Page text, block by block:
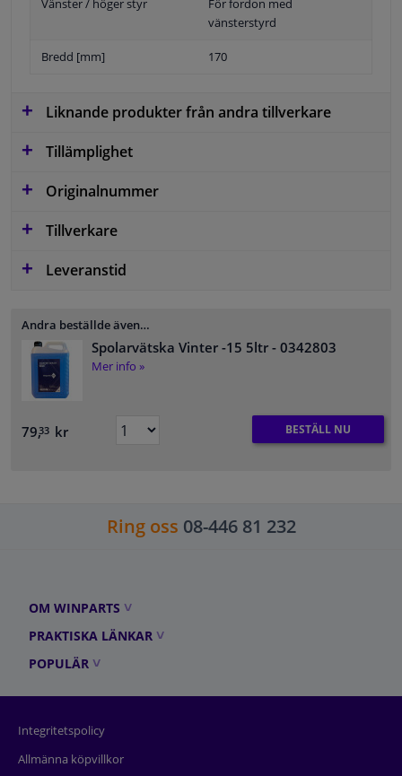
Vänster / höger styr
För fordon med
vänsterstyrd
Bredd [mm] 170
Liknande produkter från andra tillverkare
Tillämplighet
Originalnummer
Tillverkare
Leveranstid
Andra beställde även…
Spolarvätska Vinter -15 5ltr - 0342803
Mer info »
79,33 kr BESTÄLL NU
Ring oss 08-446 81 232
OM WINPARTS
PRAKTISKA LÄNKAR
POPULÄR
Integritetspolicy
Allmänna köpvillkor